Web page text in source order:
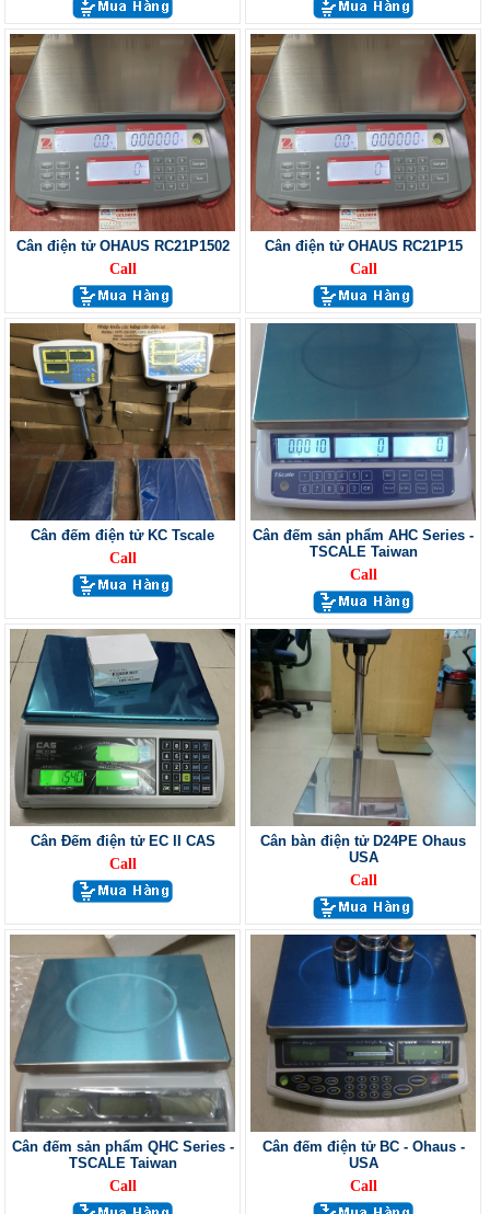
Cân điện tử OHAUS RC21P1502
Call
Cân điện tử OHAUS RC21P15
Call
Cân đếm điện tử KC Tscale
Call
Cân đếm sản phẩm AHC Series -
TSCALE Taiwan
Call
Cân Đếm điện tử EC II CAS
Call
Cân bàn điện tử D24PE Ohaus
USA
Call
Cân đếm sản phẩm QHC Series -
TSCALE Taiwan
Call
Cân đếm điện tử BC - Ohaus -
USA
Call